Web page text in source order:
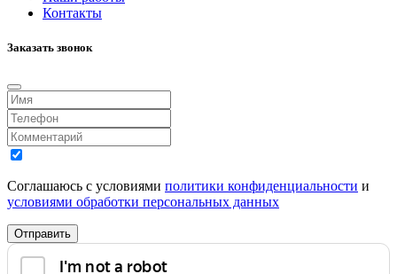
Контакты
Заказать звонок
Соглашаюсь с условиями политики конфиденциальности и
условиями обработки персональных данных
Отправить